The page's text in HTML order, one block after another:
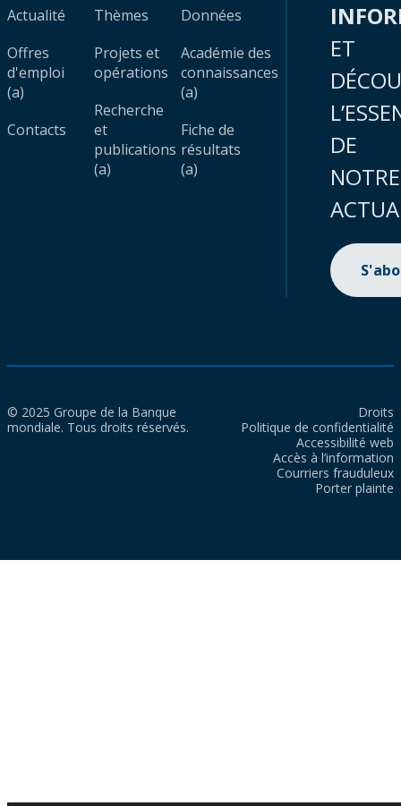
Actualité
Offres
d'emploi
(a)
Contacts
Thèmes
Projets et
opérations
Recherche
et
publications
(a)
Données
Académie des
connaissances
(a)
Fiche de
résultats
(a)
ET
DE
NOTRE
© 2025 Groupe de la Banque
mondiale. Tous droits réservés.
Droits
Politique de confidentialité
Accessibilité web
Accès à l’information
Courriers frauduleux
Porter plainte